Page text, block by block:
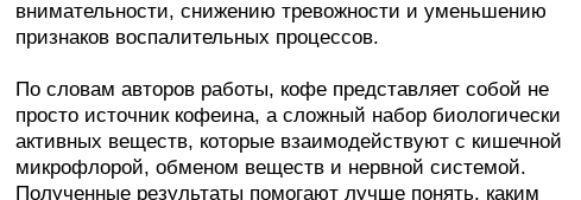
внимательности, снижению тревожности и уменьшению
признаков воспалительных процессов.
По словам авторов работы, кофе представляет собой не
просто источник кофеина, а сложный набор биологически
активных веществ, которые взаимодействуют с кишечной
микрофлорой, обменом веществ и нервной системой.
Полученные результаты помогают лучше понять, каким